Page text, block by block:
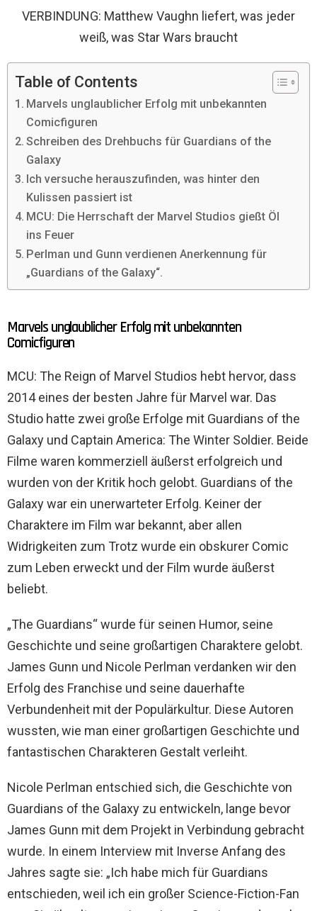
VERBINDUNG: Matthew Vaughn liefert, was jeder
weiß, was Star Wars braucht
Table of Contents
Marvels unglaublicher Erfolg mit unbekannten
Comicfiguren
Schreiben des Drehbuchs für Guardians of the
Galaxy
Ich versuche herauszufinden, was hinter den
Kulissen passiert ist
MCU: Die Herrschaft der Marvel Studios gießt Öl
ins Feuer
Perlman und Gunn verdienen Anerkennung für
„Guardians of the Galaxy“.
Marvels unglaublicher Erfolg mit unbekannten
Comicfiguren
MCU: The Reign of Marvel Studios hebt hervor, dass
2014 eines der besten Jahre für Marvel war. Das
Studio hatte zwei große Erfolge mit Guardians of the
Galaxy und Captain America: The Winter Soldier. Beide
Filme waren kommerziell äußerst erfolgreich und
wurden von der Kritik hoch gelobt. Guardians of the
Galaxy war ein unerwarteter Erfolg. Keiner der
Charaktere im Film war bekannt, aber allen
Widrigkeiten zum Trotz wurde ein obskurer Comic
zum Leben erweckt und der Film wurde äußerst
beliebt.
„The Guardians“ wurde für seinen Humor, seine
Geschichte und seine großartigen Charaktere gelobt.
James Gunn und Nicole Perlman verdanken wir den
Erfolg des Franchise und seine dauerhafte
Verbundenheit mit der Populärkultur. Diese Autoren
wussten, wie man einer großartigen Geschichte und
fantastischen Charakteren Gestalt verleiht.
Nicole Perlman entschied sich, die Geschichte von
Guardians of the Galaxy zu entwickeln, lange bevor
James Gunn mit dem Projekt in Verbindung gebracht
wurde. In einem Interview mit Inverse Anfang des
Jahres sagte sie: „Ich habe mich für Guardians
entschieden, weil ich ein großer Science-Fiction-Fan